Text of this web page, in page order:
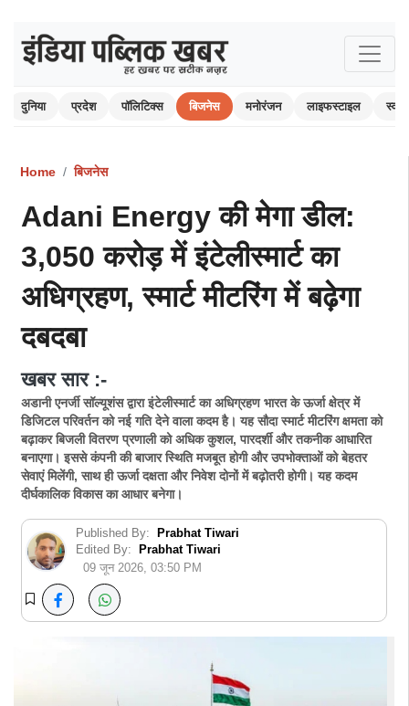
दुनिया प्रदेश पॉलिटिक्स बिजनेस मनोरंजन लाइफस्टाइल
Home बिजनेस
Adani Energy की मेगा डील:
3,050 करोड़ में इंटेलीस्मार्ट का
अधिग्रहण, स्मार्ट मीटरिंग में बढ़ेगा
दबदबा
खबर सार :-
अडानी एनर्जी सॉल्यूशंस द्वारा इंटेलीस्मार्ट का अधिग्रहण भारत के ऊर्जा क्षेत्र में
डिजिटल परिवर्तन को नई गति देने वाला कदम है। यह सौदा स्मार्ट मीटरिंग क्षमता को
बढ़ाकर बिजली वितरण प्रणाली को अधिक कुशल, पारदर्शी और तकनीक आधारित
बनाएगा। इससे कंपनी की बाजार स्थिति मजबूत होगी और उपभोक्ताओं को बेहतर
सेवाएं मिलेंगी, साथ ही ऊर्जा दक्षता और निवेश दोनों में बढ़ोतरी होगी। यह कदम
दीर्घकालिक विकास का आधार बनेगा।
Published By:
Prabhat Tiwari
Edited By:
Prabhat Tiwari
09 जून 2026, 03:50 PM